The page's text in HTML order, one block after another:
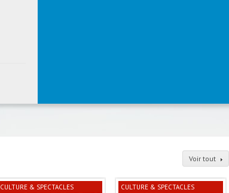
Voir tout
CULTURE & SPECTACLES CULTURE & SPECTACLES